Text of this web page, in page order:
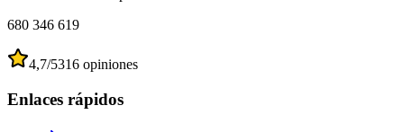
680 346 619
4,7/5316 opiniones
Enlaces rápidos